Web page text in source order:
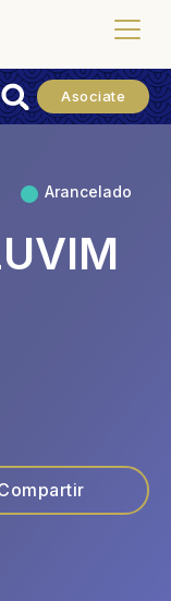
Asociate
Arancelado